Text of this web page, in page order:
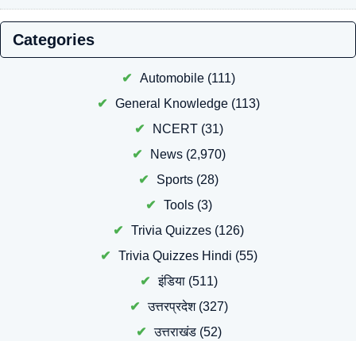
Categories
Automobile (111)
General Knowledge (113)
NCERT(31)
News(2,970)
Sports (28)
Tools(3)
Trivia Quizzes (126)
Trivia Quizzes Hindi (55)
इंडिया(511)
उत्तरप्रदेश(327)
उत्तराखंड(52)